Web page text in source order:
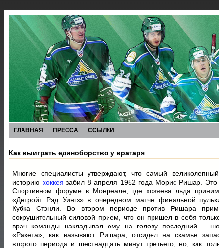
ГЛАВНАЯ ПРЕССА ССЫЛКИ
Как выиграть единоборство у вратаря
Многие специалисты утверждают, что самый
историю хоккея забил 8 апреля 1952 года Морис Ришар. Это
Спортивном форуме в Монреале, где хозяева льда
«Детройт Рэд Уингз» в очередном матче финальной
Кубка Стэнли. Во втором периоде против Ришара
сокрушительный силовой прием, что он пришел в себя только
врач команды накладывал ему на голову последний –
«Ракета», как называют Ришара, отсидел на скамье
второго периода и шестнадцать минут третьего, но, как